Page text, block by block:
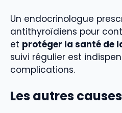
Un endocrinologue
antithyroïdiens pour
et protéger la santé de
suivi régulier est
complications.
Les autres